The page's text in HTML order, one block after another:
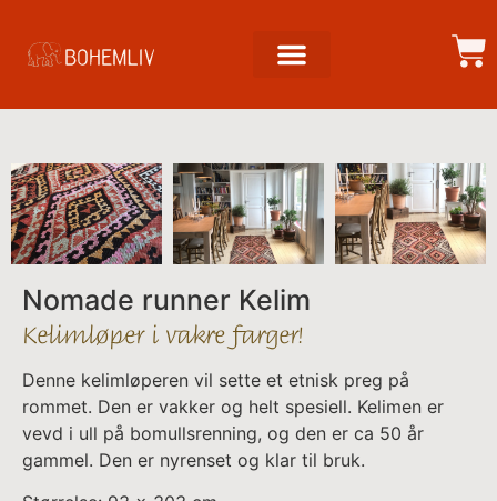
Nomade runner Kelim
Kelimløper i vakre farger!
Denne kelimløperen vil sette et etnisk preg på
rommet. Den er vakker og helt spesiell. Kelimen er
vevd i ull på bomullsrenning, og den er ca 50 år
gammel. Den er nyrenset og klar til bruk.